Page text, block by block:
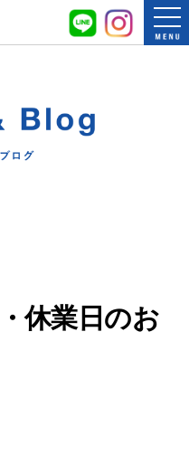
休業日のお